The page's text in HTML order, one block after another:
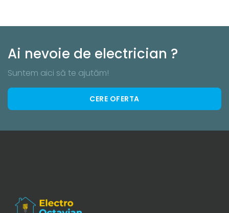
Ai nevoie de electrician ?
Suntem aici să te ajutăm!
CERE OFERTA